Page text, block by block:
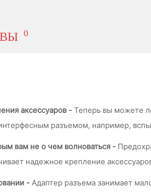
0
аксессуаров - Теперь вы можете
разъемом, например,
вам не о чем волноваться -
надежное крепление
- Адаптер разъема занимает